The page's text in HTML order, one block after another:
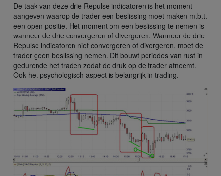
De taak van deze drie Repulse indicatoren is het moment
aangeven waarop de trader een beslissing moet maken m.b.t.
een open positie. Het moment om een beslissing te nemen is
wanneer de drie convergeren of divergeren. Wanneer de drie
Repulse indicatoren niet convergeren of divergeren, moet de
trader geen beslissing nemen. Dit bouwt periodes van rust in
gedurende het traden zodat de druk op de trader afneemt.
Ook het psychologisch aspect is belangrijk in trading.